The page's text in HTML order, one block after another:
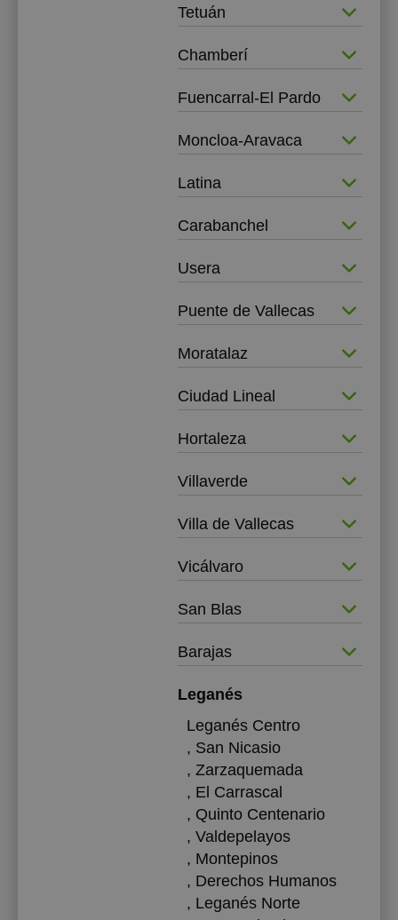
Tetuán
Chamberí
Fuencarral-El Pardo
Moncloa-Aravaca
Latina
Carabanchel
Usera
Puente de Vallecas
Moratalaz
Ciudad Lineal
Hortaleza
Villaverde
Villa de Vallecas
Vicálvaro
San Blas
Barajas
Leganés
Leganés Centro
, San Nicasio
, Zarzaquemada
, El Carrascal
, Quinto Centenario
, Valdepelayos
, Montepinos
, Derechos Humanos
, Leganés Norte